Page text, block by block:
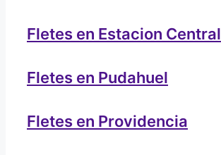
Fletes en Estacion Central
Fletes en Pudahuel
Fletes en Providencia